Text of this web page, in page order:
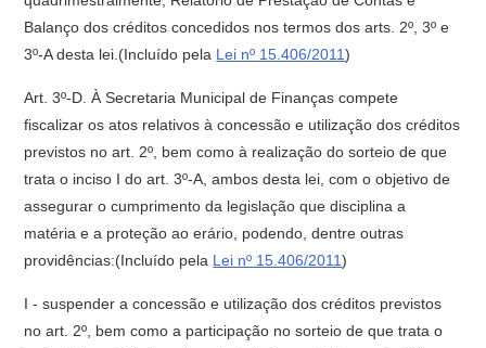
Balanço dos créditos concedidos nos termos dos arts. 2º, 3º e
3º-A desta lei.(Incluído pela Lei nº 15.406/2011)
Art. 3º-D. À Secretaria Municipal de Finanças compete
fiscalizar os atos relativos à concessão e utilização dos créditos
previstos no art. 2º, bem como à realização do sorteio de que
trata o inciso I do art. 3º-A, ambos desta lei, com o objetivo de
assegurar o cumprimento da legislação que disciplina a
matéria e a proteção ao erário, podendo, dentre outras
providências:(Incluído pela Lei nº 15.406/2011)
I - suspender a concessão e utilização dos créditos previstos
no art. 2º, bem como a participação no sorteio de que trata o